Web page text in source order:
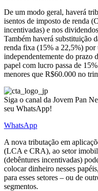
De um modo geral, haverá
isentos de imposto de renda
incentivadas) e nos
Também haverá substituição
renda fixa (15% a 22,5%)
independentemente do prazo
papel com lucro passa de
menores que R$60.000 no
Siga o canal da Jovem Pan
seu WhatsApp!
WhatsApp
A nova tributação em
(LCA e CRA), ao setor
(debêntures incentivadas)
colocar dinheiro nesses
para esses setores – ou de
segmentos.